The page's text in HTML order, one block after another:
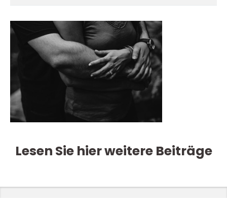
Lesen Sie hier weitere Beiträge